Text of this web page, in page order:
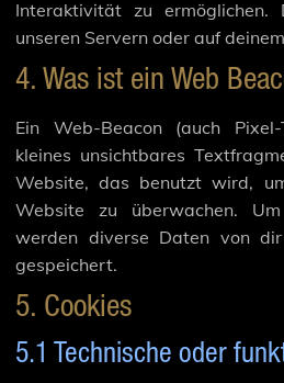
Interaktivität zu
unseren Servern oder auf
4. Was ist ein Web
Ein Web-Beacon (auch
kleines unsichtbares
Website, das benutzt wird,
Website zu überwachen.
werden diverse Daten von
gespeichert.
5. Cookies
5.1 Technische oder